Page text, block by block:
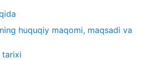
huquqiy maqomi, maqsadi va
tarixi